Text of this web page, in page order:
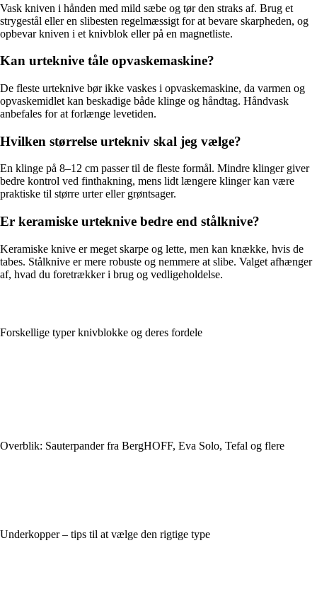
Vask kniven i hånden med mild sæbe og tør den straks af. Brug et
strygestål eller en slibesten regelmæssigt for at bevare skarpheden, og
opbevar kniven i et knivblok eller på en magnetliste.
Kan urteknive tåle opvaskemaskine?
De fleste urteknive bør ikke vaskes i opvaskemaskine, da varmen og
opvaskemidlet kan beskadige både klinge og håndtag. Håndvask
anbefales for at forlænge levetiden.
Hvilken størrelse urtekniv skal jeg vælge?
En klinge på 8–12 cm passer til de fleste formål. Mindre klinger giver
bedre kontrol ved finthakning, mens lidt længere klinger kan være
praktiske til større urter eller grøntsager.
Er keramiske urteknive bedre end stålknive?
Keramiske knive er meget skarpe og lette, men kan knække, hvis de
tabes. Stålknive er mere robuste og nemmere at slibe. Valget afhænger
af, hvad du foretrækker i brug og vedligeholdelse.
Forskellige typer knivblokke og deres fordele
Overblik: Sauterpander fra BergHOFF, Eva Solo, Tefal og flere
Underkopper – tips til at vælge den rigtige type